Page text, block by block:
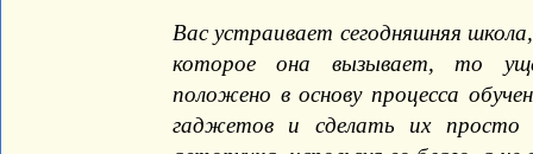
Вас устраивает сегодняшняя
которое она вызывает, то
положено в основу процесса
гаджетов и сделать их просто